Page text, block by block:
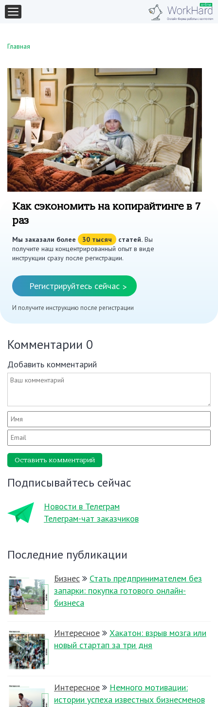
Главная
Как сэкономить на копирайтинге в 7
раз
Мы заказали более 30 тысяч статей. Вы
получите наш концентрированный опыт в виде
инструкции сразу после регистрации.
Регистрируйтесь сейчас >
И получите инструкцию после регистрации
Комментарии 0
Добавить комментарий
Оставить комментарий
Подписывайтесь сейчас
Новости в Телеграм
Телеграм-чат заказчиков
Последние публикации
Бизнес
Стать предпринимателем без
запарки: покупка готового онлайн-
бизнеса
Интересное
Хакатон: взрыв мозга или
новый стартап за три дня
Интересное
Немного мотивации:
истории успеха известных бизнесменов